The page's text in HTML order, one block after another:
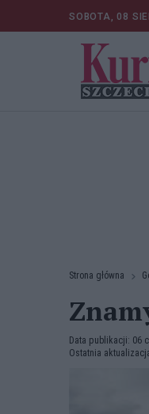
SOBOTA, 08
Strona główna
Data publikacji: 06
Ostatnia